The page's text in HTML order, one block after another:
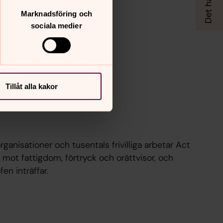
Marknadsföring och
sociala medier
Tillåt alla kakor
och tusentals frivilliga arbetar Act
mot fattigdom, förtryck och orättvisor, och
inträffar.